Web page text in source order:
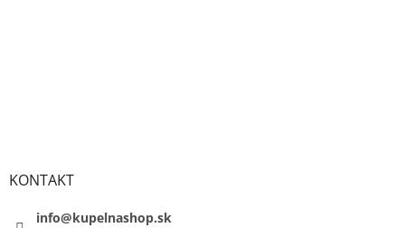
KONTAKT
info@kupelnashop.sk